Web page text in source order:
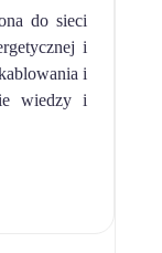
do sieci
i
i
wiedzy i